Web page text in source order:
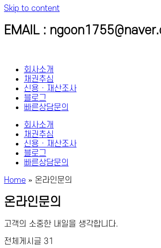
Skip to content
EMAIL :
회사소개
채권추심
신용 · 재산조사
블로그
빠른상담문의
회사소개
채권추심
신용 · 재산조사
블로그
빠른상담문의
Home » 온라인문의
온라인문의
고객의 소중한 내일을 생각합니다.
전체게시글 31